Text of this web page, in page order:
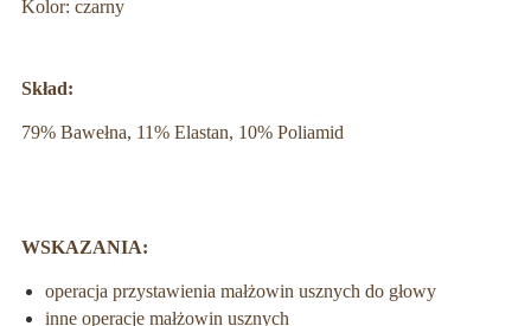
Kolor: czarny
Skład:
79% Bawełna, 11% Elastan, 10% Poliamid
WSKAZANIA:
operacja przystawienia małżowin usznych do głowy
inne operacje małżowin usznych